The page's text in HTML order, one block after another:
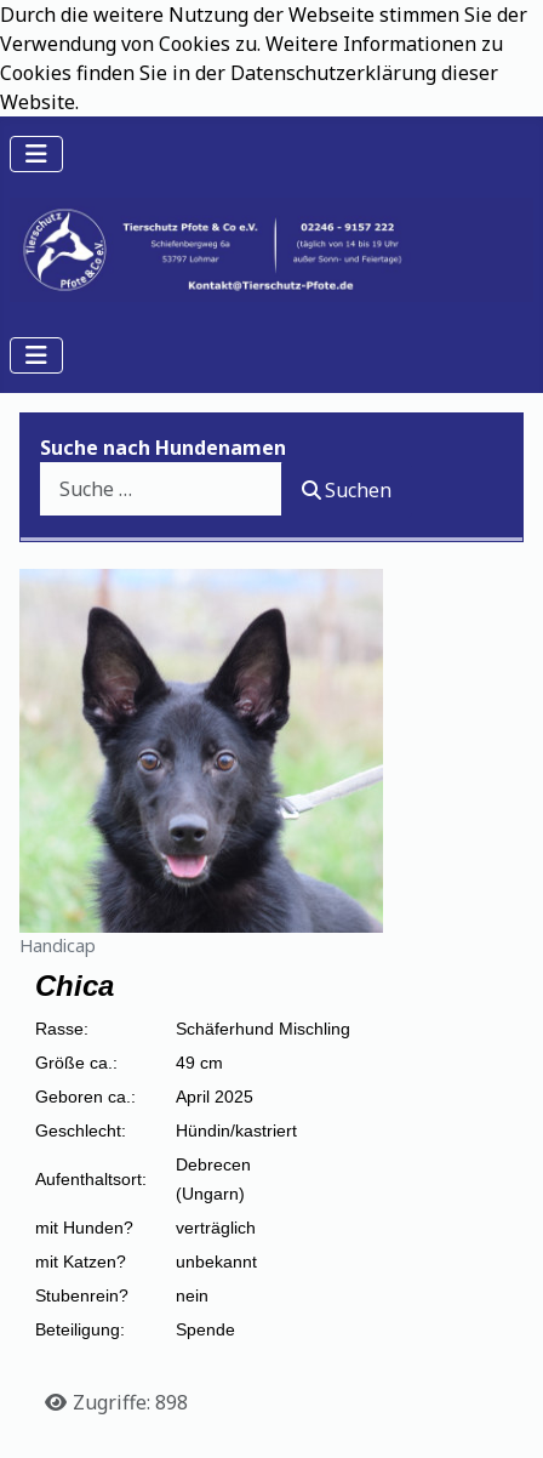
Durch die weitere Nutzung der Webseite stimmen Sie der
Verwendung von Cookies zu. Weitere Informationen zu
Cookies finden Sie in der Datenschutzerklärung dieser
Website.
Suche nach Hundenamen
Suchen
Handicap
Chica
Rasse:
Schäferhund Mischling
Größe ca.:
49 cm
Geboren ca.:
April 2025
Geschlecht:
Hündin/kastriert
Aufenthaltsort:
Debrecen
(Ungarn)
mit Hunden?
verträglich
mit Katzen?
unbekannt
Stubenrein?
nein
Beteiligung:
Spende
Details
Zugriffe: 898